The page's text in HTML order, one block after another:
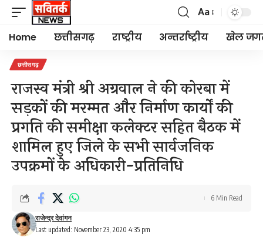
Font
Resizer
Aa
Home छत्तीसगढ़ राष्ट्रीय अन्तर्राष्ट्रीय खेल
छत्तीसगढ़
राजस्व मंत्री श्री अग्रवाल ने की कोरबा में
सड़कों की मरम्मत और निर्माण कार्यों की
प्रगति की समीक्षा कलेक्टर सहित बैठक में
शामिल हुए जिले के सभी सार्वजनिक
उपक्रमों के अधिकारी-प्रतिनिधि
Last updated: November 23, 2020 4:35 pm
राजेन्द्र देवांगन
6 Min Read